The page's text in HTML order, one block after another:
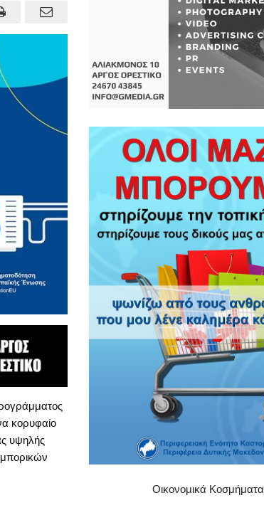
κορυφαίο
υψηλής
Οικονομικά Κοσμήματα